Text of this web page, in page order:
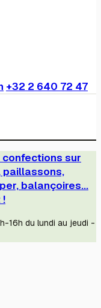
+32 2 640 72 47
confections sur
paillassons,
balançoires...
!
16h du lundi au jeudi -